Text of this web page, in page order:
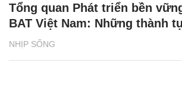
NHỊP SỐNG
Tổng quan Phát triển bền
BAT Việt Nam: Những thành